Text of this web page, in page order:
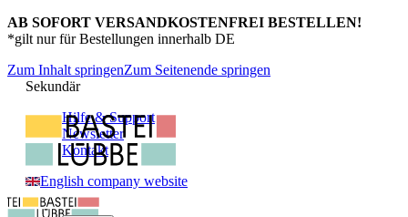
AB SOFORT VERSANDKOSTENFREI BESTELLEN!
*gilt nur für Bestellungen innerhalb DE
Zum Inhalt springenZum Seitenende springen
Sekundär
Hilfe & Support
Newsletter
Kontakt
English company website